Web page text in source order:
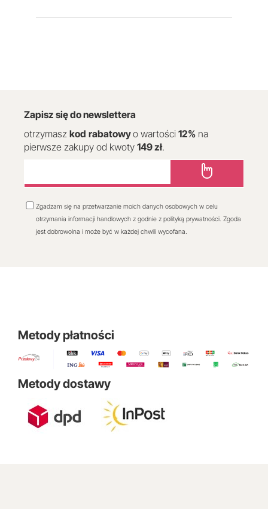
Zapisz się do newslettera
otrzymasz kod rabatowyo wartości 12% na
pierwsze zakupy od kwoty 149 zł.
Zgadzam się na przetwarzanie moich danych osobowych w celu
otrzymania informacji handlowych z godnie z polityką prywatności. Zgoda
jest dobrowolna i może być w każdej chwili wycofana.
Metody płatności
Metody dostawy